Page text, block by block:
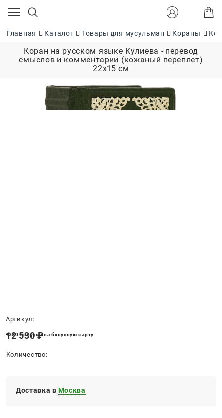
Главная Каталог Товары для мусульман Кораны
Коран на русском языке Кулиева - перевод
смыслов и комментарии (кожаный переплет)
22х15 см
Артикул:
12 530 ₽
+380 бонусов на бонусную карту
Количество:
Доставка в Москва